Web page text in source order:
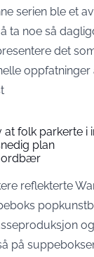
serien ble et
ta noe så
det
oppfatninger
at folk parkerte i
plan
reflekterte
på